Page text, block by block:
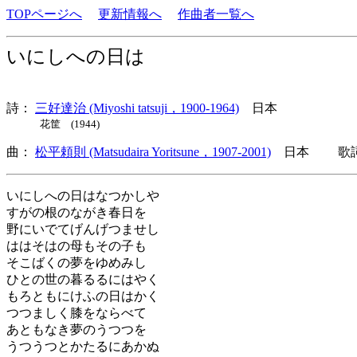
TOPページへ 更新情報へ 作曲者一覧へ
いにしへの日は
詩： 三好達治 (Miyoshi tatsuji，1900-1964) 日本
花筐 (1944)
曲： 松平頼則 (Matsudaira Yoritsune，1907-2001) 日本 歌詞
いにしへの日はなつかしや
すがの根のながき春日を
野にいでてげんげつませし
ははそはの母もその子も
そこばくの夢をゆめみし
ひとの世の暮るるにはやく
もろともにけふの日はかく
つつましく膝をならべて
あともなき夢のうつつを
うつうつとかたるにあかぬ